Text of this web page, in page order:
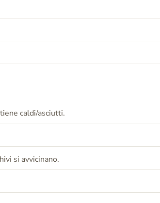
caldi/asciutti.
si avvicinano.